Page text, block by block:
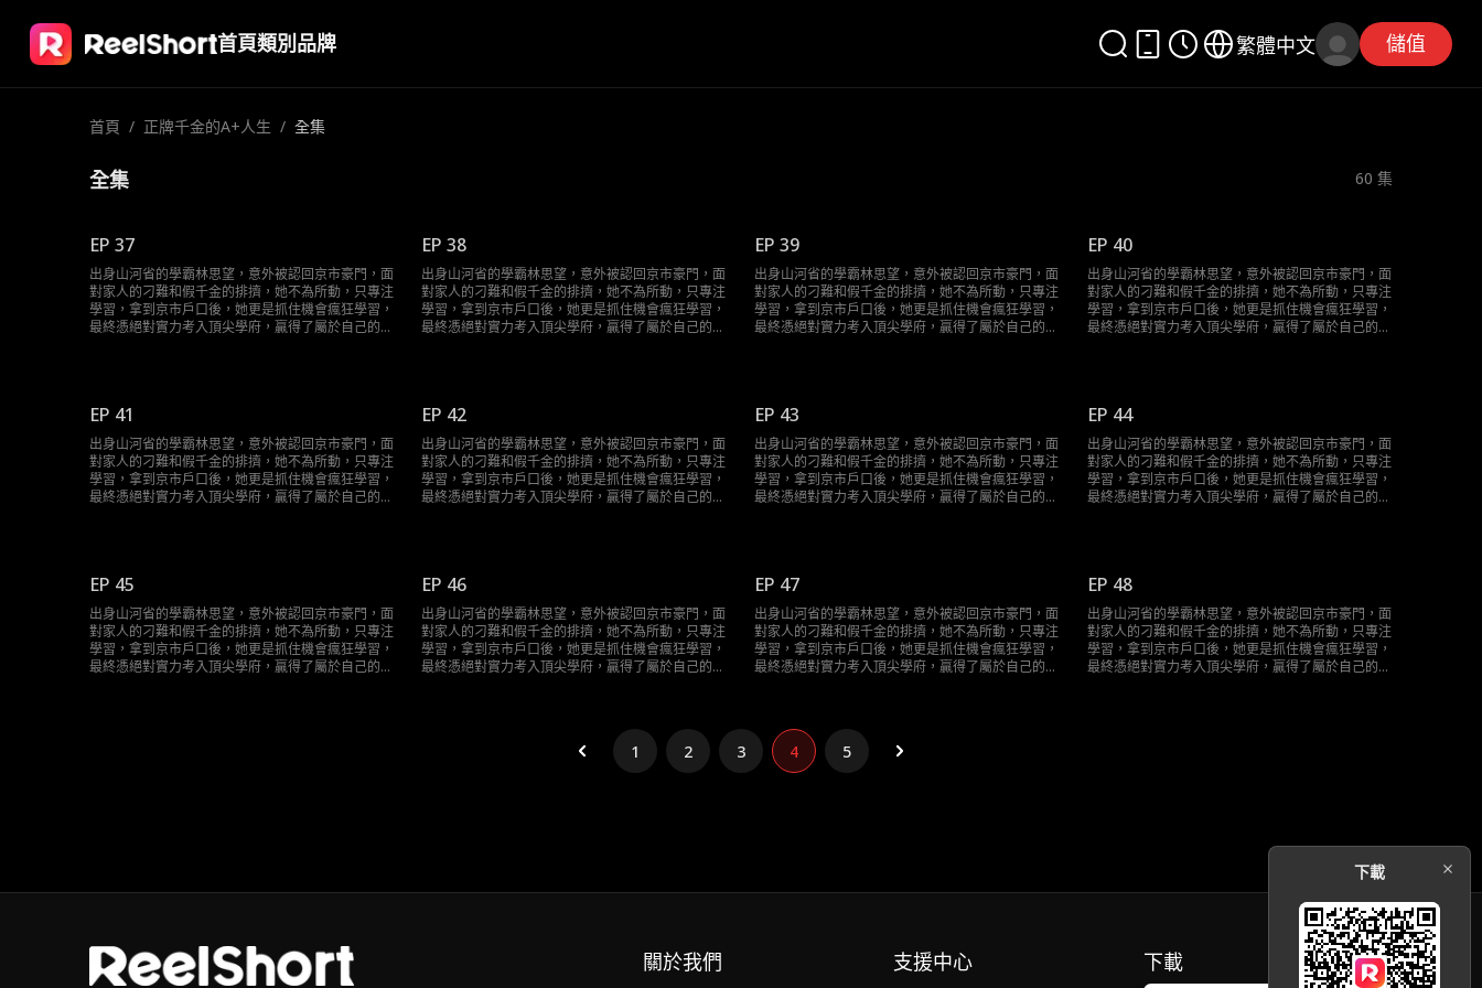
首頁類別 品牌 繁體中文 儲值
首頁 / 正牌千金的A+人生 / 全集
全集 60 集
EP 37
出身山河省的學霸林思望，意外被認回京市豪門，面
對家人的刁難和假千金的排擠，她不為所動，只專注
學習，拿到京市戶口後，她更是抓住機會瘋狂學習，
最終憑絕對實力考入頂尖學府，贏得了屬於自己的輝
EP 38
出身山河省的學霸林思望，意外被認回京市豪門，面
對家人的刁難和假千金的排擠，她不為所動，只專注
學習，拿到京市戶口後，她更是抓住機會瘋狂學習，
最終憑絕對實力考入頂尖學府，贏得了屬於自己的輝
EP 39
出身山河省的學霸林思望，意外被認回京市豪門，面
對家人的刁難和假千金的排擠，她不為所動，只專注
學習，拿到京市戶口後，她更是抓住機會瘋狂學習，
最終憑絕對實力考入頂尖學府，贏得了屬於自己的輝
EP 40
出身山河省的學霸林思望，意外被認回京市豪門，面
對家人的刁難和假千金的排擠，她不為所動，只專注
學習，拿到京市戶口後，她更是抓住機會瘋狂學習，
最終憑絕對實力考入頂尖學府，贏得了屬於自己的輝
EP 41
出身山河省的學霸林思望，意外被認回京市豪門，面
對家人的刁難和假千金的排擠，她不為所動，只專注
學習，拿到京市戶口後，她更是抓住機會瘋狂學習，
最終憑絕對實力考入頂尖學府，贏得了屬於自己的輝
EP 42
出身山河省的學霸林思望，意外被認回京市豪門，面
對家人的刁難和假千金的排擠，她不為所動，只專注
學習，拿到京市戶口後，她更是抓住機會瘋狂學習，
最終憑絕對實力考入頂尖學府，贏得了屬於自己的輝
EP 43
出身山河省的學霸林思望，意外被認回京市豪門，面
對家人的刁難和假千金的排擠，她不為所動，只專注
學習，拿到京市戶口後，她更是抓住機會瘋狂學習，
最終憑絕對實力考入頂尖學府，贏得了屬於自己的輝
EP 44
出身山河省的學霸林思望，意外被認回京市豪門，面
對家人的刁難和假千金的排擠，她不為所動，只專注
學習，拿到京市戶口後，她更是抓住機會瘋狂學習，
最終憑絕對實力考入頂尖學府，贏得了屬於自己的輝
EP 45
出身山河省的學霸林思望，意外被認回京市豪門，面
對家人的刁難和假千金的排擠，她不為所動，只專注
學習，拿到京市戶口後，她更是抓住機會瘋狂學習，
最終憑絕對實力考入頂尖學府，贏得了屬於自己的輝
EP 46
出身山河省的學霸林思望，意外被認回京市豪門，面
對家人的刁難和假千金的排擠，她不為所動，只專注
學習，拿到京市戶口後，她更是抓住機會瘋狂學習，
最終憑絕對實力考入頂尖學府，贏得了屬於自己的輝
EP 47
出身山河省的學霸林思望，意外被認回京市豪門，面
對家人的刁難和假千金的排擠，她不為所動，只專注
學習，拿到京市戶口後，她更是抓住機會瘋狂學習，
最終憑絕對實力考入頂尖學府，贏得了屬於自己的輝
EP 48
出身山河省的學霸林思望，意外被認回京市豪門，面
對家人的刁難和假千金的排擠，她不為所動，只專注
學習，拿到京市戶口後，她更是抓住機會瘋狂學習，
最終憑絕對實力考入頂尖學府，贏得了屬於自己的輝
1 2 3 4 5
關於我們 支援中心 下載
下載